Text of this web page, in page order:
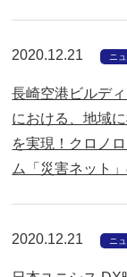
2020.12.21 ニ
長崎空港ビルデ
における、地域
を実現！クロノ
ム「災害ネット
2020.12.21 ニ